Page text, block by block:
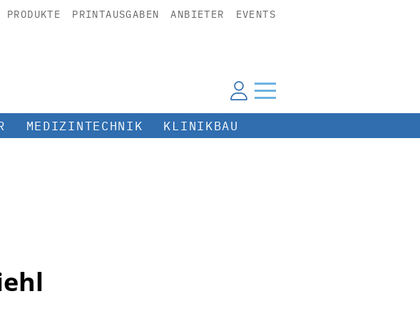
PRODUKTE PRINTAUSGABEN ANBIETER EVENTS
MEDIZINTECHNIK KLINIKBAU